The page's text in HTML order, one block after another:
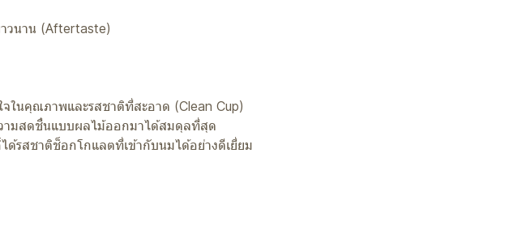
วนาน (Aftertaste)
ในคุณภาพและรสชาติที่สะอาด (Clean Cup)
ามสดชื่นแบบผลไม้ออกมาได้สมดุลที่สุด
รสชาติช็อกโกแลตที่เข้ากับนมได้อย่างดีเยี่ยม